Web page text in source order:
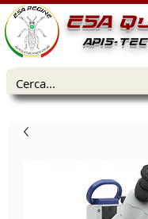
ESA
APIS-